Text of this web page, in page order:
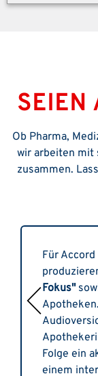
SEIEN
Ob Pharma,
wir arbeiten mit
zusammen.
Für
Fokus"
Folge ein
einem